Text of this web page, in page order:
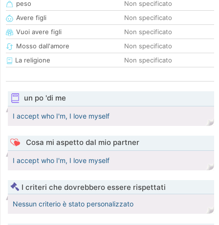
peso
Non specificato
Avere figli
Non specificato
Vuoi avere figli
Non specificato
Mosso dall'amore
Non specificato
La religione
Non specificato
un po 'di me
I accept who I'm, I love myself
Cosa mi aspetto dal mio partner
I accept who I'm, I love myself
I criteri che dovrebbero essere rispettati
Nessun criterio è stato personalizzato